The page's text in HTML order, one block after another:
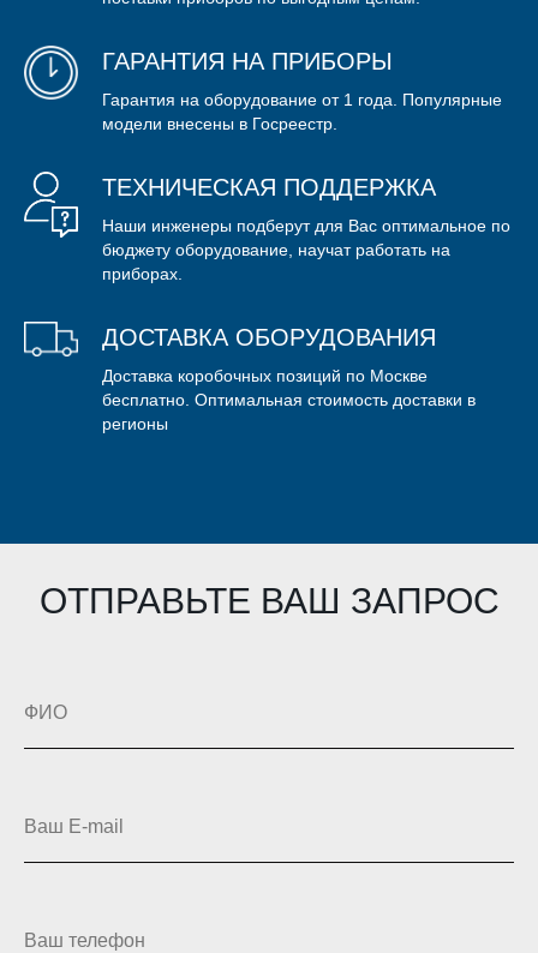
ГАРАНТИЯ НА ПРИБОРЫ
Гарантия на оборудование от 1 года. Популярные
модели внесены в Госреестр.
ТЕХНИЧЕСКАЯ ПОДДЕРЖКА
Наши инженеры подберут для Вас оптимальное по
бюджету оборудование, научат работать на
приборах.
ДОСТАВКА ОБОРУДОВАНИЯ
Доставка коробочных позиций по Москве
бесплатно. Оптимальная стоимость доставки в
регионы
ОТПРАВЬТЕ ВАШ ЗАПРОС
ФИО
Ваш E-mail
Ваш телефон